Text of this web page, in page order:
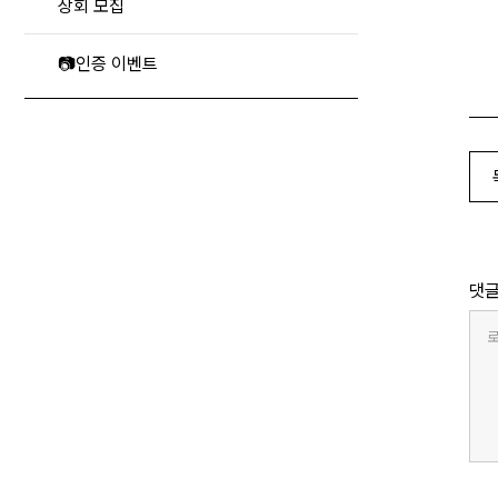
상회 모집
📷인증 이벤트
댓글